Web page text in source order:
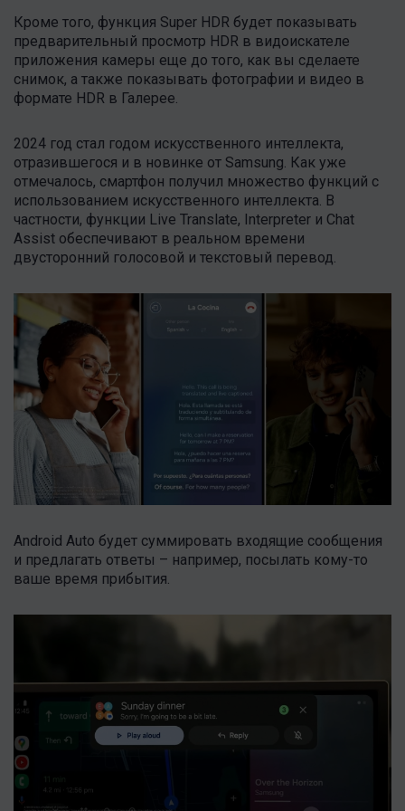
Кроме того, функция Super HDR будет показывать
предварительный просмотр HDR в видоискателе
приложения камеры еще до того, как вы сделаете
снимок, а также показывать фотографии и видео в
формате HDR в Галерее.
2024 год стал годом искусственного интеллекта,
отразившегося и в новинке от Samsung. Как уже
отмечалось, смартфон получил множество функций с
использованием искусственного интеллекта. В
частности, функции Live Translate, Interpreter и Chat
Assist обеспечивают в реальном времени
двусторонний голосовой и текстовый перевод.
Android Auto будет суммировать входящие сообщения
и предлагать ответы – например, посылать кому-то
ваше время прибытия.